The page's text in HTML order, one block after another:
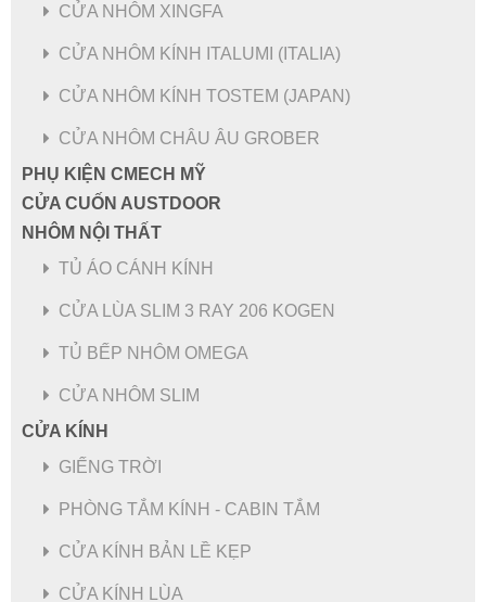
CỬA NHÔM XINGFA
CỬA NHÔM KÍNH ITALUMI (ITALIA)
CỬA NHÔM KÍNH TOSTEM (JAPAN)
CỬA NHÔM CHÂU ÂU GROBER
PHỤ KIỆN CMECH MỸ
CỬA CUỐN AUSTDOOR
NHÔM NỘI THẤT
TỦ ÁO CÁNH KÍNH
CỬA LÙA SLIM 3 RAY 206 KOGEN
TỦ BẾP NHÔM OMEGA
CỬA NHÔM SLIM
CỬA KÍNH
GIẾNG TRỜI
PHÒNG TẮM KÍNH - CABIN TẮM
CỬA KÍNH BẢN LỀ KẸP
CỬA KÍNH LÙA